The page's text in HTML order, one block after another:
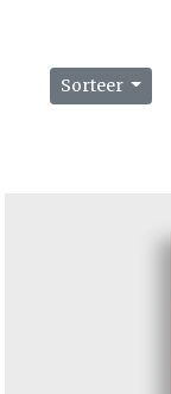
Sorteer